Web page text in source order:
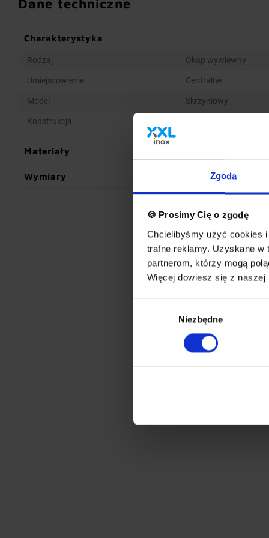
Zgoda
🍪 Prosimy Cię o zgodę
Chcielibyśmy użyć cookies
trafne reklamy. Uzyskane w
partnerom, którzy mogą
Więcej dowiesz się z naszej
Niezbędne
Dane techniczne
Charakterystyka
Rodzaj Okap wywiewny
Umiejscowienie Centralne
Model Skrzyniowy
Konstrukcja
Materiały
Wymiary